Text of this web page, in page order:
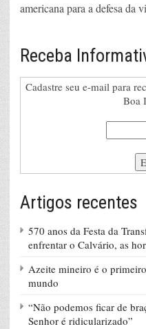
americana para a defesa
Receba
Cadastre seu e-mail para
Boa
Artigos recentes
570 anos da Festa da
enfrentar o Calvário, as
Azeite mineiro é o
mundo
“Não podemos ficar de
Senhor é ridicularizado”